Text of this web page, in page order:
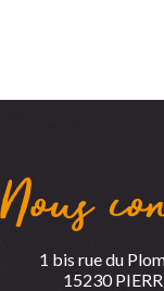
Nous
1 bis rue du
15230